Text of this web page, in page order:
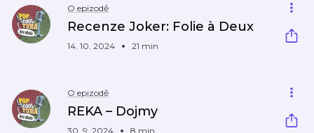
O epizodě
Recenze Joker: Folie à Deux
14. 10. 2024 21 min
O epizodě
REKA – Dojmy
30. 9. 2024 8 min